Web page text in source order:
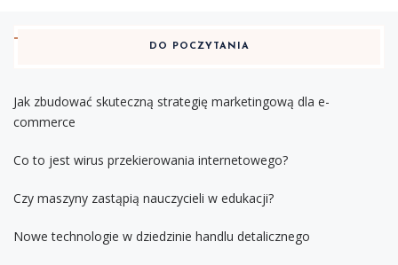
DO POCZYTANIA
Jak zbudować skuteczną strategię marketingową dla e-
commerce
Co to jest wirus przekierowania internetowego?
Czy maszyny zastąpią nauczycieli w edukacji?
Nowe technologie w dziedzinie handlu detalicznego